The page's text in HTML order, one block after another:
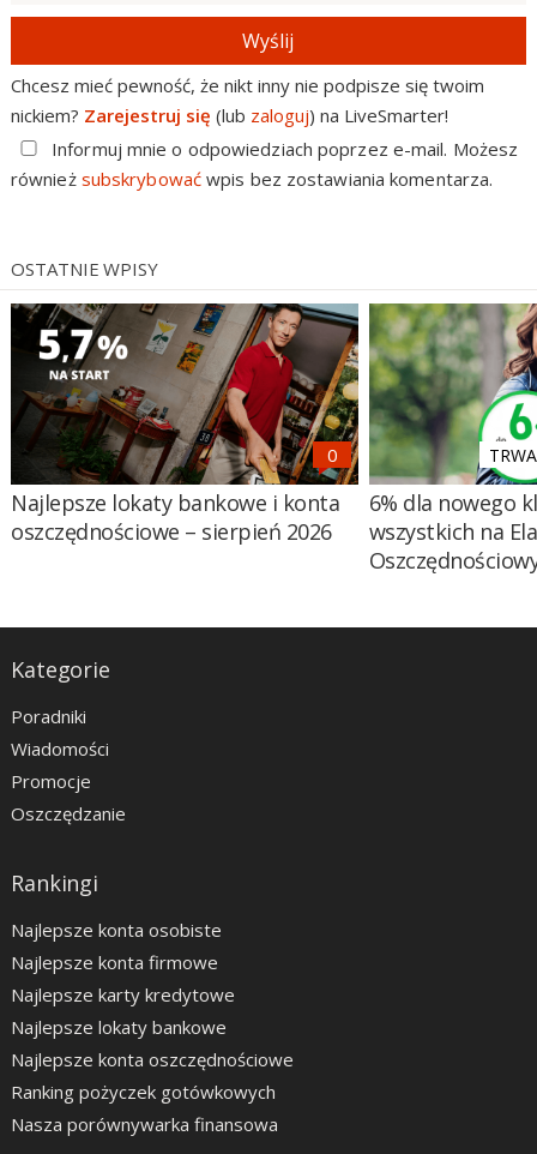
Wyślij
Chcesz mieć pewność, że nikt inny nie podpisze się twoim
nickiem? Zarejestruj się (lub zaloguj) na LiveSmarter!
Informuj mnie o odpowiedziach poprzez e-mail. Możesz
również subskrybowaćwpis bez zostawiania komentarza.
OSTATNIE WPISY
Najlepsze lokaty bankowe i konta
oszczędnościowe – sierpień 2026
6% dla nowego
wszystkich na
Kategorie
Poradniki
Wiadomości
Promocje
Oszczędzanie
Rankingi
Najlepsze konta osobiste
Najlepsze konta firmowe
Najlepsze karty kredytowe
Najlepsze lokaty bankowe
Najlepsze konta oszczędnościowe
Ranking pożyczek gotówkowych
Nasza porównywarka finansowa